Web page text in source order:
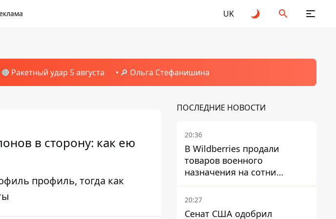
UK
🔴 Ракетный удар 5 августа 🔎 Ольга Стефанишина
в сторону: как ею
профиль, тогда как
ПОСЛЕДНИЕ НОВОСТИ
20:36
В Wildberries продали
товаров военного
назначения на сотни
миллионов, но удары ВСУ
изменили ситуацию
20:27
Сенат США одобрил